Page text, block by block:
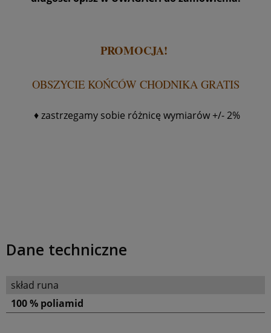
PROMOCJA!
OBSZYCIE KOŃCÓW CHODNIKA GRATIS
♦ zastrzegamy sobie różnicę wymiarów +/- 2%
Dane techniczne
skład runa
100 % poliamid